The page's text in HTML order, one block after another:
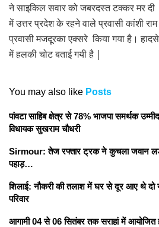
ने साइकिल सवार को जबरदस्त टक्कर मर
में उत्तर प्रदेश के रहने वाले प्रवासी कांशी
प्रवासी मजदूरका एक्सरे किया गया है।
में हलकी चोट बताई गयी है |
You may also like Posts
पांवटा साहिब क्षेत्र से 78% भाजपा समर्थक
विधायक सुखराम चौधरी
Sirmour: तेज रफ्तार ट्रक ने कुचला जवान
पहाड़…
शिलाई: नौकरी की तलाश में घर से दूर आए थे दो
परिवार
आगामी 04 से 06 सितंबर तक सराहां में आयोजित